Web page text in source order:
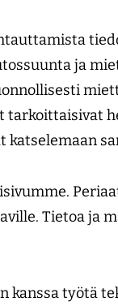
ja
Tietoa ja
kanssa työtä